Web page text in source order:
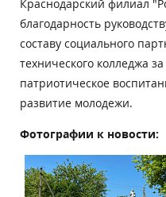
Краснодарский филиал
благодарность
составу социального
технического колледжа
патриотическое
развитие молодежи.
Фотографии к новости: